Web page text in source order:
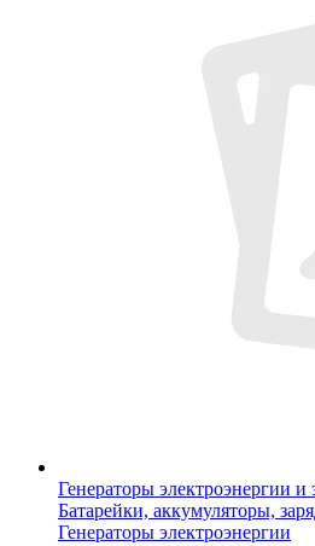
Генераторы электроэнергии
Батарейки, аккумуляторы,
Генераторы электроэнергии